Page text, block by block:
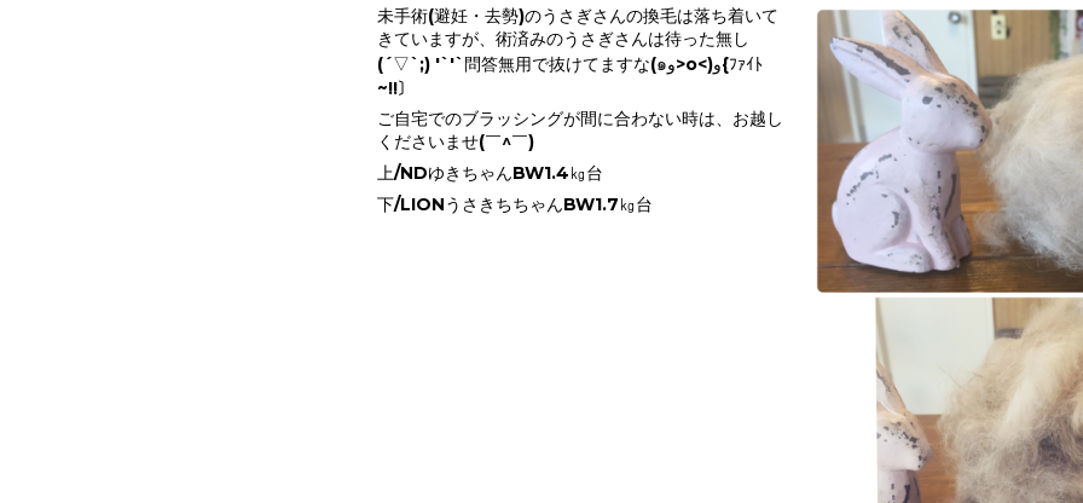
未手術(避妊・去勢)のうさぎさんの換毛は落ち着いて
きていますが、術済みのうさぎさんは待った無し
(´▽`;) '`'`問答無用で抜けてますな(๑و>o<)و{ﾌｧｲﾄ
~!!〕
ご自宅でのブラッシングが間に合わない時は、お越し
くださいませ(￣^￣)ゞ
上/NDゆきちゃんBW1.4㎏台
下/LIONうさきちちゃんBW1.7㎏台